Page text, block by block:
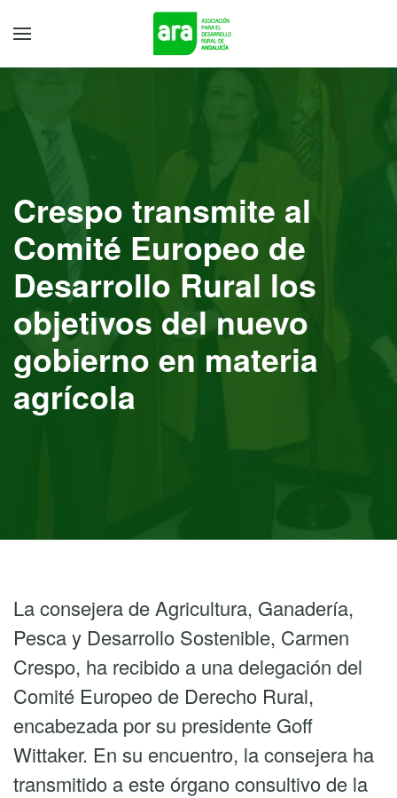
Crespo transmite al
Comité Europeo de
Desarrollo Rural los
objetivos del nuevo
gobierno en materia
agrícola
La consejera de Agricultura, Ganadería,
Pesca y Desarrollo Sostenible, Carmen
Crespo, ha recibido a una delegación del
Comité Europeo de Derecho Rural,
encabezada por su presidente Goff
Wittaker. En su encuentro, la consejera ha
transmitido a este órgano consultivo de la